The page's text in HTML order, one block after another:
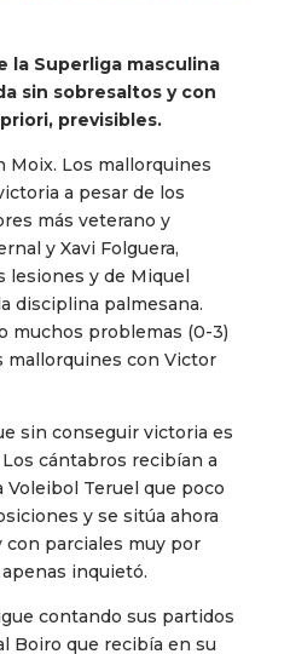
la Superliga masculina
sin sobresaltos y con
previsibles.
Moix. Los mallorquines
a pesar de los
más veterano y
y Xavi Folguera,
lesiones y de Miquel
disciplina palmesana.
muchos problemas (0-3)
mallorquines con Victor
sin conseguir victoria es
cántabros recibían a
Teruel que poco
y se sitúa ahora
con parciales muy por
inquietó.
contando sus partidos
Boiro que recibía en su